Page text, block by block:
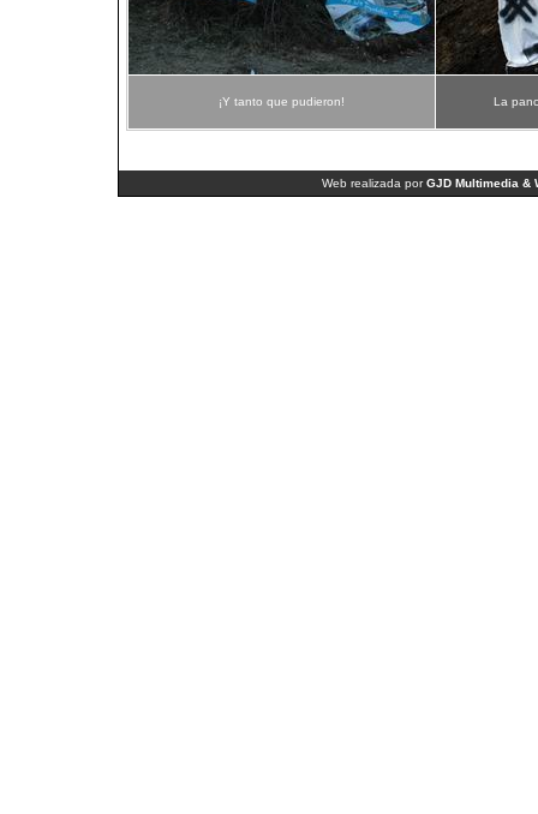
¡Y tanto que pudieron! La
Web realizada por GJD Multimedia &